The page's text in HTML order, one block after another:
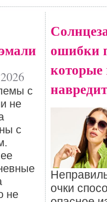
с
не
с
не
ошибки
которые
очки